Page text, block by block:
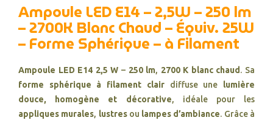
Ampoule LED E14 – 2,5W – 250 lm
– 2700K Blanc Chaud – Équiv. 25W
– Forme Sphérique – à Filament
Ampoule LED E14 2,5 W – 250 lm, 2700 K blanc chaud . Sa
forme sphérique à filament clairdiffuse une lumière
douce, homogène et décorative, idéale pour les
appliques murales, lustresou lampes d’ambiance. Grâce à